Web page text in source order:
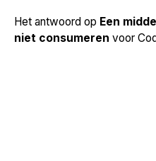
Het antwoord op Een
niet consumeren voor